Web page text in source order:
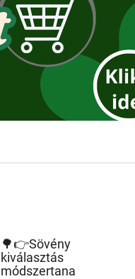
🌳👉Sövény
kiválasztás
módszertana